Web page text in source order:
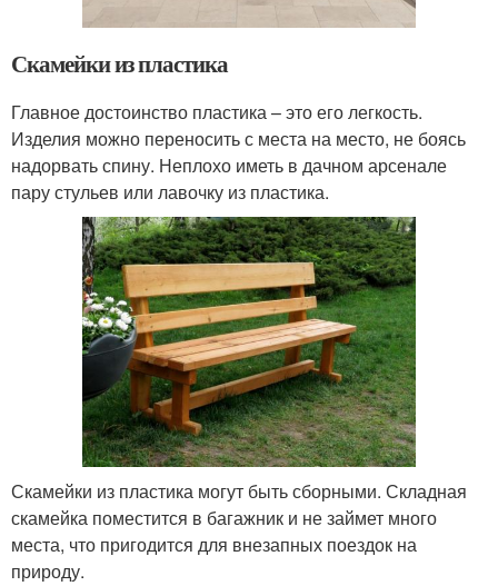
Скамейки из пластика
Главное достоинство пластика – это его легкость.
Изделия можно переносить с места на место, не боясь
надорвать спину. Неплохо иметь в дачном арсенале
пару стульев или лавочку из пластика.
Скамейки из пластика могут быть сборными. Складная
скамейка поместится в багажник и не займет много
места, что пригодится для внезапных поездок на
природу.